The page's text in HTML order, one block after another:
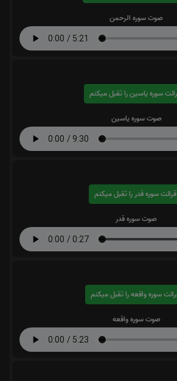
صوت سوره الرحمن
یاسین را تقبل میکنم
صوت سوره یاسین
قرائت سوره قدر را تقبل میکنم
صوت سوره قدر
واقعه را تقبل میکنم
صوت سوره واقعه